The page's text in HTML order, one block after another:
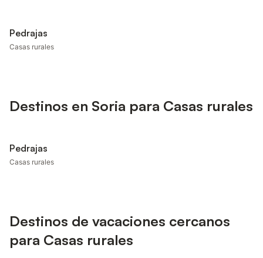
Pedrajas
Casas rurales
Destinos en Soria para Casas rurales
Pedrajas
Casas rurales
Destinos de vacaciones cercanos
para Casas rurales